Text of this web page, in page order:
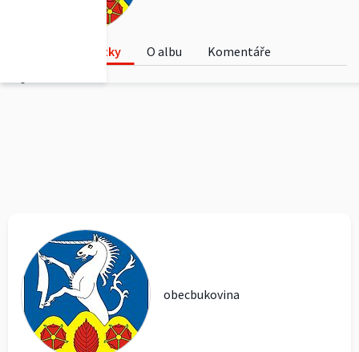
Fotky O albu
Komentáře
0
obecbukovina